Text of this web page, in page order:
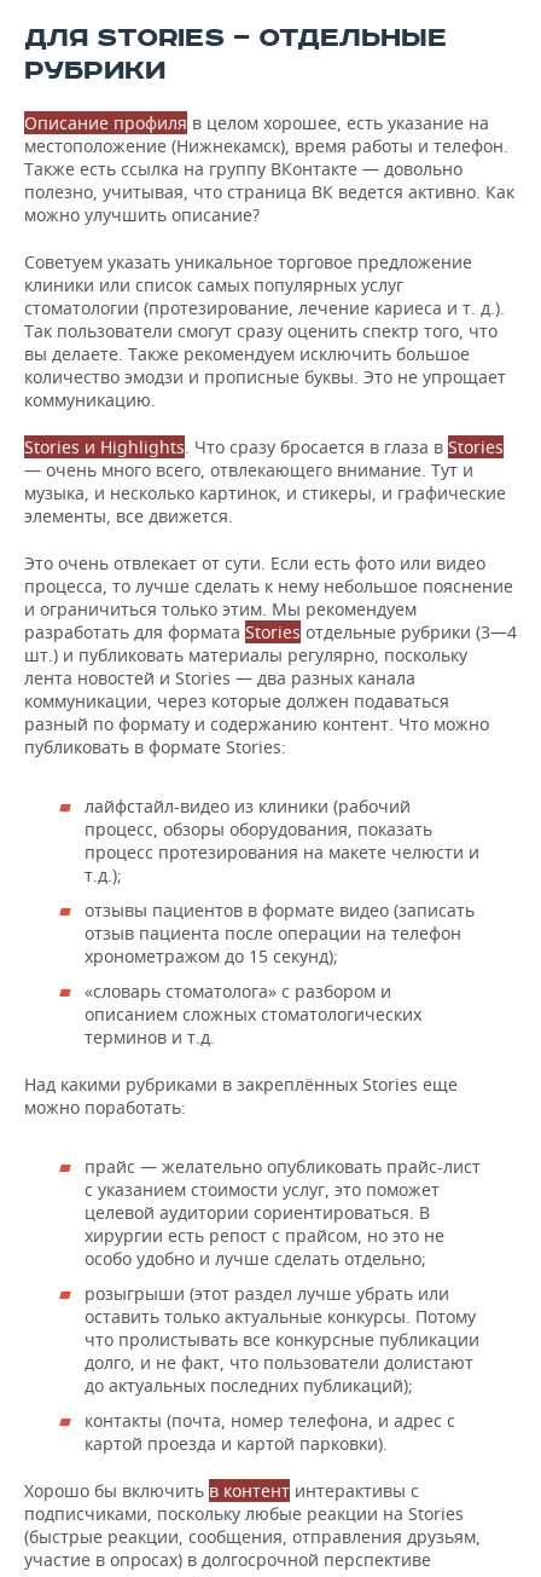
ДЛЯ STORIES — ОТДЕЛЬНЫЕ
РУБРИКИ
Описание профиля в целом хорошее, есть указание на
местоположение (Нижнекамск), время работы и телефон.
Также есть ссылка на группу ВКонтакте — довольно
полезно, учитывая, что страница ВК ведется активно. Как
можно улучшить описание?
Советуем указать уникальное торговое предложение
клиники или список самых популярных услуг
стоматологии (протезирование, лечение кариеса и т. д.).
Так пользователи смогут сразу оценить спектр того, что
вы делаете. Также рекомендуем исключить большое
количество эмодзи и прописные буквы. Это не упрощает
коммуникацию.
Stories и Highlights. Что сразу бросается в глаза в Stories
— очень много всего, отвлекающего внимание. Тут и
музыка, и несколько картинок, и стикеры, и графические
элементы, все движется.
Это очень отвлекает от сути. Если есть фото или видео
процесса, то лучше сделать к нему небольшое пояснение
и ограничиться только этим. Мы рекомендуем
разработать для формата Stories отдельные рубрики (3—4
шт.) и публиковать материалы регулярно, поскольку
лента новостей и Stories — два разных канала
коммуникации, через которые должен подаваться
разный по формату и содержанию контент. Что можно
публиковать в формате Stories:
лайфстайл-видео из клиники (рабочий
процесс, обзоры оборудования, показать
процесс протезирования на макете челюсти и
т.д.);
отзывы пациентов в формате видео (записать
отзыв пациента после операции на телефон
хронометражом до 15 секунд);
«словарь стоматолога» с разбором и
описанием сложных стоматологических
терминов и т.д.
Над какими рубриками в закреплённых Stories еще
можно поработать:
прайс — желательно опубликовать прайс-лист
с указанием стоимости услуг, это поможет
целевой аудитории сориентироваться. В
хирургии есть репост с прайсом, но это не
особо удобно и лучше сделать отдельно;
розыгрыши (этот раздел лучше убрать или
оставить только актуальные конкурсы. Потому
что пролистывать все конкурсные публикации
долго, и не факт, что пользователи долистают
до актуальных последних публикаций);
контакты (почта, номер телефона, и адрес с
картой проезда и картой парковки).
Хорошо бы включить в контент интерактивы с
подписчиками, поскольку любые реакции на Stories
(быстрые реакции, сообщения, отправления друзьям,
участие в опросах) в долгосрочной перспективе